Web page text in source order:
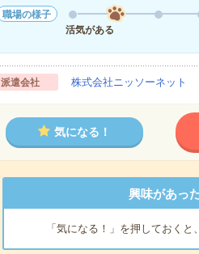
職場の様子
活気がある
派遣会社 株式会社ニッソーネット
気になる！
興味があっ
「気になる！」を押しておくと